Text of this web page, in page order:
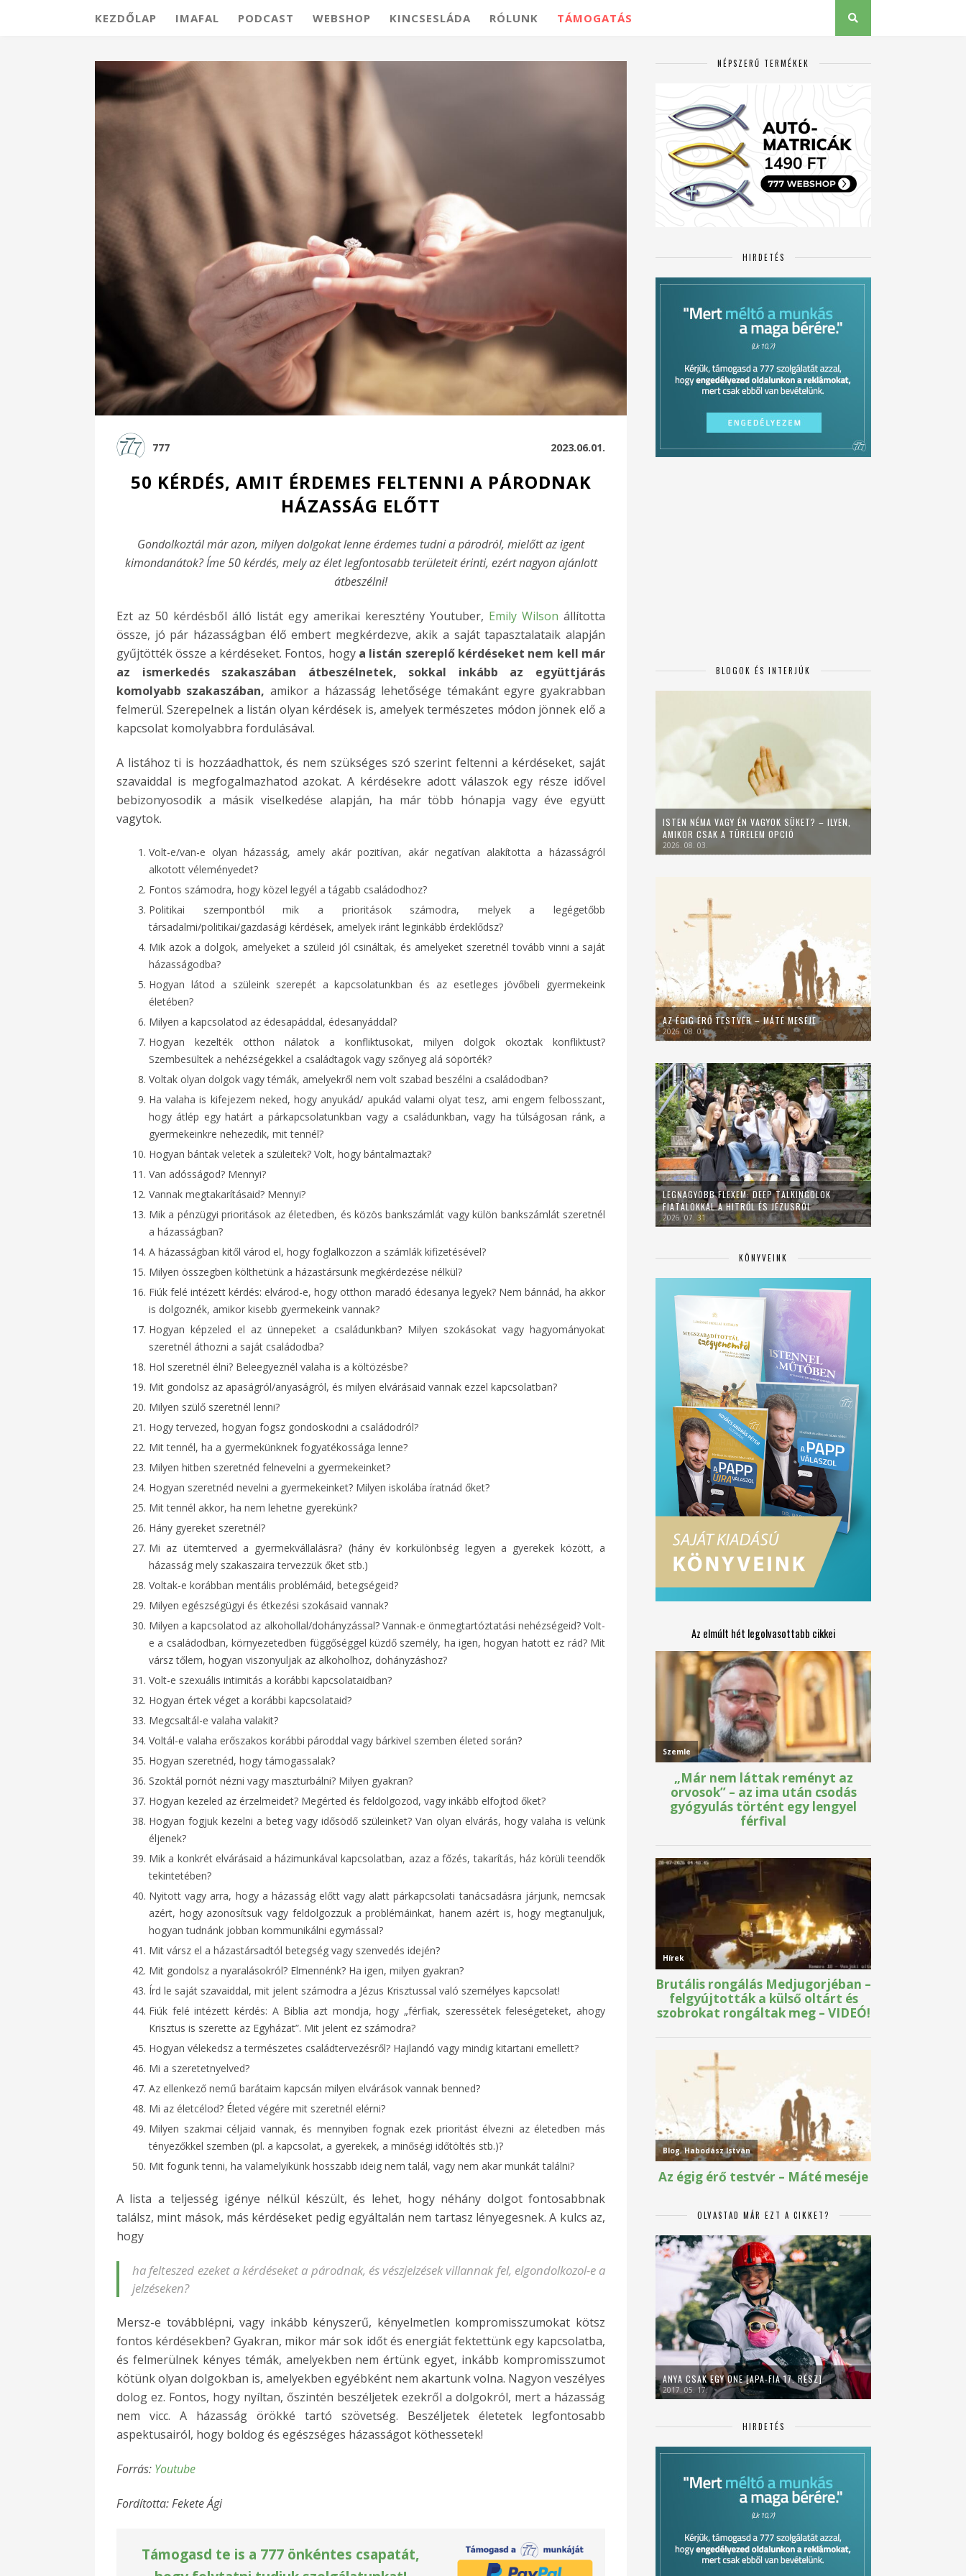
KEZDŐLAP IMAFAL PODCAST WEBSHOP KINCSESLÁDA RÓLUNK TÁMOGATÁS
777 2023.06.01.
50 KÉRDÉS, AMIT ÉRDEMES FELTENNI A PÁRODNAK
HÁZASSÁG ELŐTT
Gondolkoztál már azon, milyen dolgokat lenne érdemes tudni a párodról, mielőtt az igent
kimondanátok? Íme 50 kérdés, mely az élet legfontosabb területeit érinti, ezért nagyon ajánlott
átbeszélni!
Ezt az 50 kérdésből álló listát egy amerikai keresztény Youtuber, Emily Wilson állította
össze, jó pár házasságban élő embert megkérdezve, akik a saját tapasztalataik alapján
gyűjtötték össze a kérdéseket. Fontos, hogy a listán szereplő kérdéseket nem kell már
az ismerkedés szakaszában átbeszélnetek, sokkal inkább az együttjárás
komolyabb szakaszában, amikor a házasság lehetősége témakánt egyre gyakrabban
felmerül. Szerepelnek a listán olyan kérdések is, amelyek természetes módon jönnek elő a
kapcsolat komolyabbra fordulásával.
A listához ti is hozzáadhattok, és nem szükséges szó szerint feltenni a kérdéseket, saját
szavaiddal is megfogalmazhatod azokat. A kérdésekre adott válaszok egy része idővel
bebizonyosodik a másik viselkedése alapján, ha már több hónapja vagy éve együtt
vagytok.
Volt-e/van-e olyan házasság, amely akár pozitívan, akár negatívan alakította a házasságról
alkotott véleményedet?
Fontos számodra, hogy közel legyél a tágabb családodhoz?
Politikai szempontból mik a prioritások számodra, melyek a legégetőbb
társadalmi/politikai/gazdasági kérdések, amelyek iránt leginkább érdeklődsz?
Mik azok a dolgok, amelyeket a szüleid jól csináltak, és amelyeket szeretnél tovább vinni a saját
házasságodba?
Hogyan látod a szüleink szerepét a kapcsolatunkban és az esetleges jövőbeli gyermekeink
életében?
Milyen a kapcsolatod az édesapáddal, édesanyáddal?
Hogyan kezelték otthon nálatok a konfliktusokat, milyen dolgok okoztak konfliktust?
Szembesültek a nehézségekkel a családtagok vagy szőnyeg alá söpörték?
Voltak olyan dolgok vagy témák, amelyekről nem volt szabad beszélni a családodban?
Ha valaha is kifejezem neked, hogy anyukád/ apukád valami olyat tesz, ami engem felbosszant,
hogy átlép egy határt a párkapcsolatunkban vagy a családunkban, vagy ha túlságosan ránk, a
gyermekeinkre nehezedik, mit tennél?
Hogyan bántak veletek a szüleitek? Volt, hogy bántalmaztak?
Van adósságod? Mennyi?
Vannak megtakarításaid? Mennyi?
Mik a pénzügyi prioritások az életedben, és közös bankszámlát vagy külön bankszámlát szeretnél
a házasságban?
A házasságban kitől várod el, hogy foglalkozzon a számlák kifizetésével?
Milyen összegben költhetünk a házastársunk megkérdezése nélkül?
Fiúk felé intézett kérdés: elvárod-e, hogy otthon maradó édesanya legyek? Nem bánnád, ha akkor
is dolgoznék, amikor kisebb gyermekeink vannak?
Hogyan képzeled el az ünnepeket a családunkban? Milyen szokásokat vagy hagyományokat
szeretnél áthozni a saját családodba?
Hol szeretnél élni? Beleegyeznél valaha is a költözésbe?
Mit gondolsz az apaságról/anyaságról, és milyen elvárásaid vannak ezzel kapcsolatban?
Milyen szülő szeretnél lenni?
Hogy tervezed, hogyan fogsz gondoskodni a családodról?
Mit tennél, ha a gyermekünknek fogyatékossága lenne?
Milyen hitben szeretnéd felnevelni a gyermekeinket?
Hogyan szeretnéd nevelni a gyermekeinket? Milyen iskolába íratnád őket?
Mit tennél akkor, ha nem lehetne gyerekünk?
Hány gyereket szeretnél?
Mi az ütemterved a gyermekvállalásra? (hány év korkülönbség legyen a gyerekek között, a
házasság mely szakaszaira tervezzük őket stb.)
Voltak-e korábban mentális problémáid, betegségeid?
Milyen egészségügyi és étkezési szokásaid vannak?
Milyen a kapcsolatod az alkohollal/dohányzással? Vannak-e önmegtartóztatási nehézségeid? Volt-
e a családodban, környezetedben függőséggel küzdő személy, ha igen, hogyan hatott ez rád? Mit
vársz tőlem, hogyan viszonyuljak az alkoholhoz, dohányzáshoz?
Volt-e szexuális intimitás a korábbi kapcsolataidban?
Hogyan értek véget a korábbi kapcsolataid?
Megcsaltál-e valaha valakit?
Voltál-e valaha erőszakos korábbi pároddal vagy bárkivel szemben életed során?
Hogyan szeretnéd, hogy támogassalak?
Szoktál pornót nézni vagy maszturbálni? Milyen gyakran?
Hogyan kezeled az érzelmeidet? Megérted és feldolgozod, vagy inkább elfojtod őket?
Hogyan fogjuk kezelni a beteg vagy idősödő szüleinket? Van olyan elvárás, hogy valaha is velünk
éljenek?
Mik a konkrét elvárásaid a házimunkával kapcsolatban, azaz a főzés, takarítás, ház körüli teendők
tekintetében?
Nyitott vagy arra, hogy a házasság előtt vagy alatt párkapcsolati tanácsadásra járjunk, nemcsak
azért, hogy azonosítsuk vagy feldolgozzuk a problémáinkat, hanem azért is, hogy megtanuljuk,
hogyan tudnánk jobban kommunikálni egymással?
Mit vársz el a házastársadtól betegség vagy szenvedés idején?
Mit gondolsz a nyaralásokról? Elmennénk? Ha igen, milyen gyakran?
Írd le saját szavaiddal, mit jelent számodra a Jézus Krisztussal való személyes kapcsolat!
Fiúk felé intézett kérdés: A Biblia azt mondja, hogy „férfiak, szeressétek feleségeteket, ahogy
Krisztus is szerette az Egyházat”. Mit jelent ez számodra?
Hogyan vélekedsz a természetes családtervezésről? Hajlandó vagy mindig kitartani emellett?
Mi a szeretetnyelved?
Az ellenkező nemű barátaim kapcsán milyen elvárások vannak benned?
Mi az életcélod? Életed végére mit szeretnél elérni?
Milyen szakmai céljaid vannak, és mennyiben fognak ezek prioritást élvezni az életedben más
tényezőkkel szemben (pl. a kapcsolat, a gyerekek, a minőségi időtöltés stb.)?
Mit fogunk tenni, ha valamelyikünk hosszabb ideig nem talál, vagy nem akar munkát találni?
A lista a teljesség igénye nélkül készült, és lehet, hogy néhány dolgot fontosabbnak
találsz, mint mások, más kérdéseket pedig egyáltalán nem tartasz lényegesnek. A kulcs az,
hogy
ha felteszed ezeket a kérdéseket a párodnak, és vészjelzések villannak fel, elgondolkozol-e a
jelzéseken?
Mersz-e továbblépni, vagy inkább kényszerű, kényelmetlen kompromisszumokat kötsz
fontos kérdésekben? Gyakran, mikor már sok időt és energiát fektettünk egy kapcsolatba,
és felmerülnek kényes témák, amelyekben nem értünk egyet, inkább kompromisszumot
kötünk olyan dolgokban is, amelyekben egyébként nem akartunk volna. Nagyon veszélyes
dolog ez. Fontos, hogy nyíltan, őszintén beszéljetek ezekről a dolgokról, mert a házasság
nem vicc. A házasság örökké tartó szövetség. Beszéljetek életetek legfontosabb
aspektusairól, hogy boldog és egészséges házasságot köthessetek!
Forrás: Youtube
Fordította: Fekete Ági
Támogasd te is a 777 önkéntes csapatát,
NÉPSZERŰ TERMÉKEK
HIRDETÉS
BLOGOK ÉS INTERJÚK
ISTEN NÉMA VAGY ÉN VAGYOK SÜKET? – ILYEN,
AMIKOR CSAK A TÜRELEM OPCIÓ
2026. 08. 03.
AZ ÉGIG ÉRŐ TESTVÉR – MÁTÉ MESÉJE
2026. 08. 01.
LEGNAGYOBB FLEXEM: DEEP TALKINGOLOK
FIATALOKKAL A HITRŐL ÉS JÉZUSRÓL
2026. 07. 31.
KÖNYVEINK
Az elmúlt hét legolvasottabb cikkei
OLVASTAD MÁR EZT A CIKKET?
ANYA CSAK EGY ONE [APA-FIA 17. RÉSZ]
2017. 05. 17.
HIRDETÉS